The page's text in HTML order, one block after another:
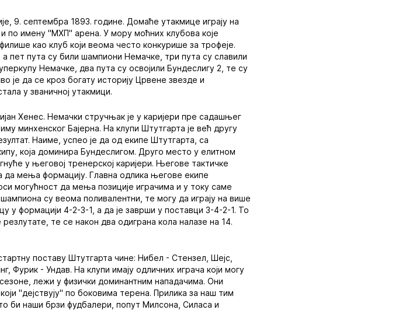
9. септембра 1893. године. Домаће утакмице играју на
и по имену "МХП" арена. У мору моћних клубова које
као клуб који веома често конкурише за трофеје.
пет пута су били шампиони Немачке, три пута су славили
Немачке, два пута су освојили Бундеслигу 2, те су
је да се кроз богату историју Црвене звезде и
у званичној утакмици.
Хенес. Немачки стручњак је у каријери пре садашњег
минхенског Бајерна. На клупи Штутгарта је већ другу
Наиме, успео је да од екипе Штутгарта, са
која доминира Бундеслигом. Друго место у елитном
у његовој тренерској каријери. Његове тактичке
мења формацију. Главна одлика његове екипе
могућност да мења позиције играчима и у току саме
су веома поливалентни, те могу да играју на више
у формацији 4-2-3-1, а да је заврши у поставци 3-4-2-1. То
те се након два одиграна кола налазе на 14.
поставу Штутгарта чине: Нибел - Стензел, Шејс,
- Ундав. На клупи имају одличних играча који могу
лежи у физички доминантним нападачима. Они
"дејствују" по боковима терена. Прилика за наш тим
би наши брзи фудбалери, попут Милсона, Силаса и